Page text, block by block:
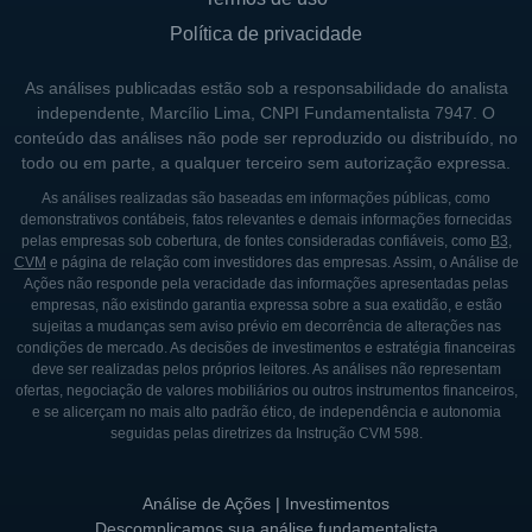
Além disso, a logística integrada oferece aos
clientes a possibilidade de gerir suas cadeias
de suprimentos de maneira mais eficiente.
Isso inclui desde o planejamento do
transporte até a gestão de estoques e
distribuição. A OSK busca constantemente
inovar e aprimorar os seus serviços,
investindo em tecnologia e formando
parcerias estratégicas que ampliam sua
capacidade de atender a um mercado em
evolução.
QUEM SÃO OS CONTROLADORES E
A estrutura acionária da OSK é composta por
Política de privacidade
As análises publicadas estão sob a responsabilidade do analista
independente, Marcílio Lima, CNPI Fundamentalista 7947. O
conteúdo das análises não pode ser reproduzido ou distribuído, no
todo ou em parte, a qualquer terceiro sem autorização expressa.
As análises realizadas são baseadas em informações públicas, como
demonstrativos contábeis, fatos relevantes e demais informações fornecidas
pelas empresas sob cobertura, de fontes consideradas confiáveis, como B3,
CVM e página de relação com investidores das empresas. Assim, o Análise de
Ações não responde pela veracidade das informações apresentadas pelas
empresas, não existindo garantia expressa sobre a sua exatidão, e estão
sujeitas a mudanças sem aviso prévio em decorrência de alterações nas
condições de mercado. As decisões de investimentos e estratégia financeiras
deve ser realizadas pelos próprios leitores. As análises não representam
ofertas, negociação de valores mobiliários ou outros instrumentos financeiros,
e se alicerçam no mais alto padrão ético, de independência e autonomia
seguidas pelas diretrizes da Instrução CVM 598.
Análise de Ações | Investimentos